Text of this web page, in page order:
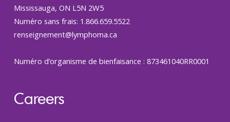
Mississauga, ON L5N 2W5
Numéro sans frais: 1.866.659.5522
renseignement@lymphoma.ca
Numéro d’organisme de bienfaisance : 873461040RR0001
Careers